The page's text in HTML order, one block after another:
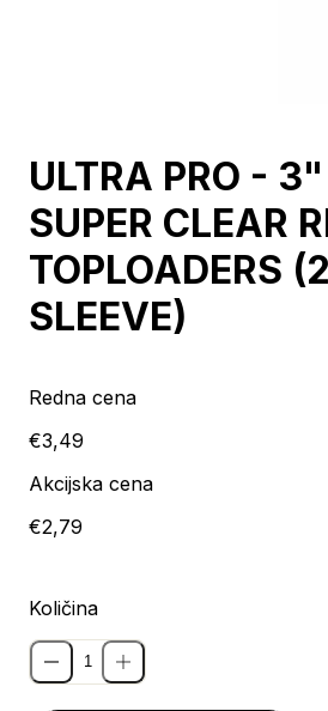
ULTRA PRO -
SUPER CLEAR
TOPLOADERS
SLEEVE)
Redna cena
€3,49
Akcijska cena
€2,79
Količina